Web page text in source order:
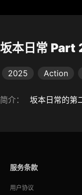
坂本日常 Part
2025 Action
简介： 坂本日常的第
服务条款
用户协议